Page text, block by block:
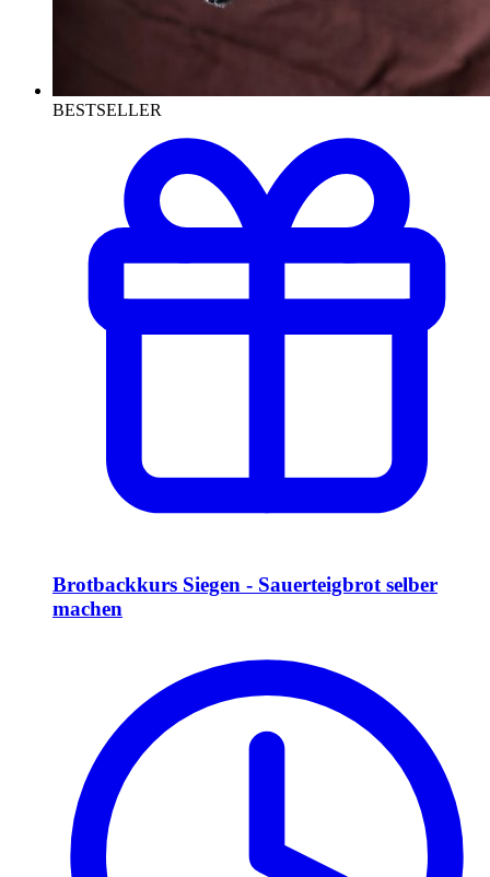
BESTSELLER
Brotbackkurs Siegen - Sauerteigbrot selber
machen